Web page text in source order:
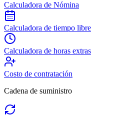
Calculadora de Nómina
Calculadora de tiempo libre
Calculadora de horas extras
Costo de contratación
Cadena de suministro